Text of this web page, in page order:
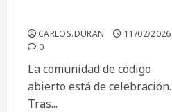
CARLOS.DURAN
11/02/2026
0
La comunidad de código
abierto está de celebración.
Tras...